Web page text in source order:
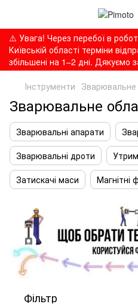
⚠️ Увага! Через перебої в
Київській області терміни
збільшені на 1–2 дні. Дякуємо
Інструменти
Зварювальне
Зварювальні апарати
Зварювальні дроти
Затискачі маси
Магнітні
Фільтр